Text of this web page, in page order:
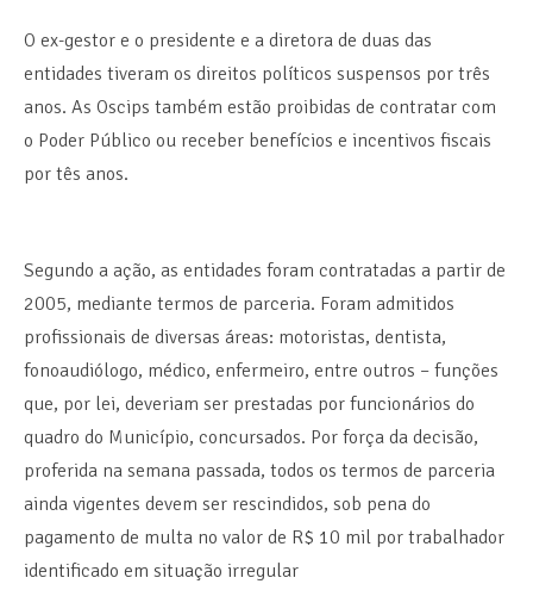
O ex-gestor e o presidente e a diretora de duas das
entidades tiveram os direitos políticos suspensos por três
anos. As Oscips também estão proibidas de contratar com
o Poder Público ou receber benefícios e incentivos fiscais
por tês anos.
Segundo a ação, as entidades foram contratadas a partir de
2005, mediante termos de parceria. Foram admitidos
profissionais de diversas áreas: motoristas, dentista,
fonoaudiólogo, médico, enfermeiro, entre outros – funções
que, por lei, deveriam ser prestadas por funcionários do
quadro do Município, concursados. Por força da decisão,
proferida na semana passada, todos os termos de parceria
ainda vigentes devem ser rescindidos, sob pena do
pagamento de multa no valor de R$ 10 mil por trabalhador
identificado em situação irregular